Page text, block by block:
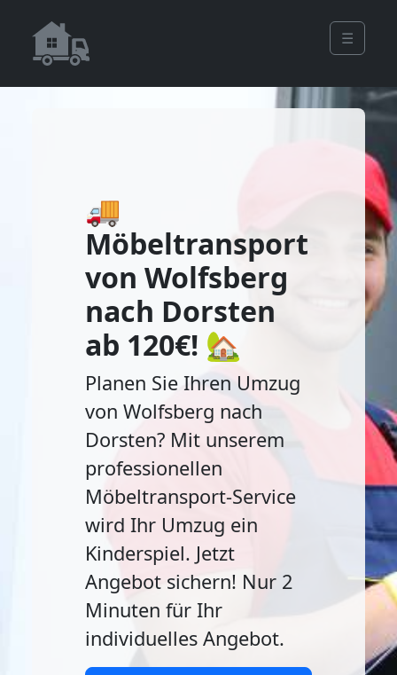
☰
🚚
Möbeltransport
von Wolfsberg
nach Dorsten
ab 120€! 🏡
Planen Sie Ihren Umzug
von Wolfsberg nach
Dorsten? Mit unserem
professionellen
Möbeltransport-Service
wird Ihr Umzug ein
Kinderspiel. Jetzt
Angebot sichern! Nur 2
Minuten für Ihr
individuelles Angebot.